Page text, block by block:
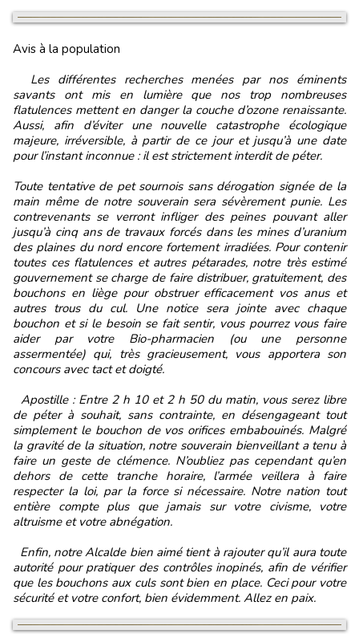
Avis à la population
Les différentes recherches menées par nos éminents
savants ont mis en lumière que nos trop nombreuses
flatulences mettent en danger la couche d’ozone renaissante.
Aussi, afin d’éviter une nouvelle catastrophe écologique
majeure, irréversible, à partir de ce jour et jusqu’à une date
pour l’instant inconnue : il est strictement interdit de péter.
Toute tentative de pet sournois sans dérogation signée de la
main même de notre souverain sera sévèrement punie. Les
contrevenants se verront infliger des peines pouvant aller
jusqu’à cinq ans de travaux forcés dans les mines d’uranium
des plaines du nord encore fortement irradiées. Pour contenir
toutes ces flatulences et autres pétarades, notre très estimé
gouvernement se charge de faire distribuer, gratuitement, des
bouchons en liège pour obstruer efficacement vos anus et
autres trous du cul. Une notice sera jointe avec chaque
bouchon et si le besoin se fait sentir, vous pourrez vous faire
aider par votre Bio-pharmacien (ou une personne
assermentée) qui, très gracieusement, vous apportera son
concours avec tact et doigté.
Apostille : Entre 2 h 10 et 2 h 50 du matin, vous serez libre
de péter à souhait, sans contrainte, en désengageant tout
simplement le bouchon de vos orifices embabouinés. Malgré
la gravité de la situation, notre souverain bienveillant a tenu à
faire un geste de clémence. N’oubliez pas cependant qu’en
dehors de cette tranche horaire, l’armée veillera à faire
respecter la loi, par la force si nécessaire. Notre nation tout
entière compte plus que jamais sur votre civisme, votre
altruisme et votre abnégation.
Enfin, notre Alcalde bien aimé tient à rajouter qu’il aura toute
autorité pour pratiquer des contrôles inopinés, afin de vérifier
que les bouchons aux culs sont bien en place. Ceci pour votre
sécurité et votre confort, bien évidemment. Allez en paix.